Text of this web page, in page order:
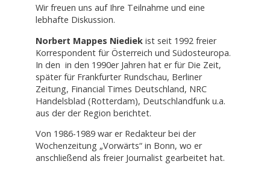
Wir freuen uns auf Ihre Teilnahme und eine
lebhafte Diskussion.
Norbert Mappes Niediekist seit 1992 freier
Korrespondent für Österreich und Südosteuropa.
In den in den 1990er Jahren hat er für Die Zeit,
später für Frankfurter Rundschau, Berliner
Zeitung, Financial Times Deutschland, NRC
Handelsblad (Rotterdam), Deutschlandfunk u.a.
aus der der Region berichtet.
Von 1986-1989 war er Redakteur bei der
Wochenzeitung „Vorwärts“ in Bonn, wo er
anschließend als freier Journalist gearbeitet hat.